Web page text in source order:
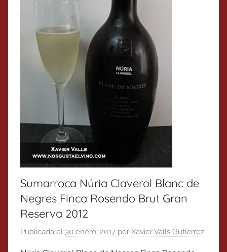
Sumarroca Núria Claverol Blanc de
Negres Finca Rosendo Brut Gran
Reserva 2012
Publicada el 30 enero, 2017 por Xavier Valls Gutierrez